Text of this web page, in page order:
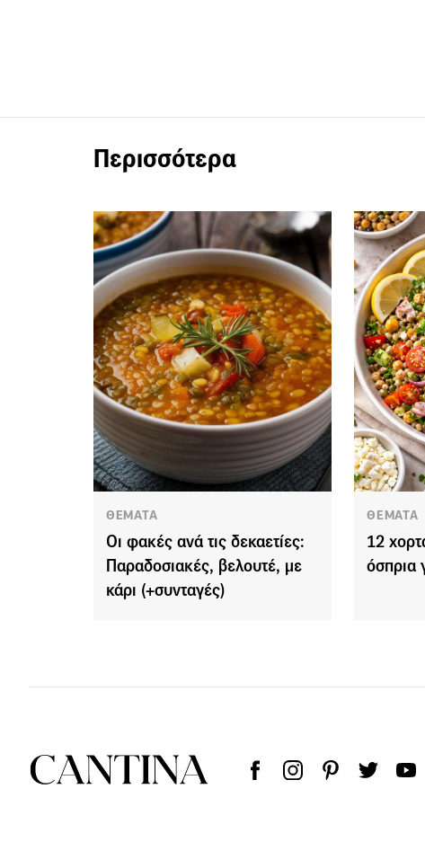
Περισσότερα
ΘΕΜΑΤΑ
Οι φακές ανά τις δεκαετίες:
Παραδοσιακές, βελουτέ, με
κάρι (+συνταγές)
ΘΕΜΑΤΑ
12
όσπρια